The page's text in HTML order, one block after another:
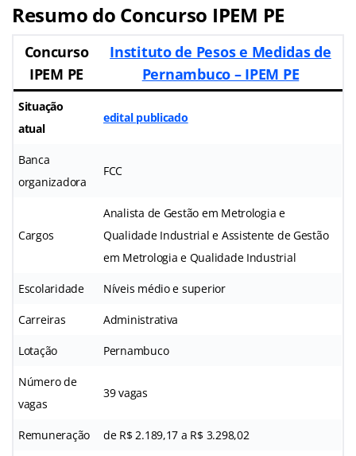
Resumo do Concurso IPEM PE
Concurso
IPEM PE
Instituto de Pesos e Medidas de
Pernambuco – IPEM PE
Situação
atual
edital publicado
Banca
organizadora
FCC
Cargos
Analista de Gestão em Metrologia e
Qualidade Industrial e Assistente de Gestão
em Metrologia e Qualidade Industrial
Escolaridade Níveis médio e superior
Carreiras Administrativa
Lotação Pernambuco
Número de
vagas
39 vagas
Remuneração de R$ 2.189,17 a R$ 3.298,02